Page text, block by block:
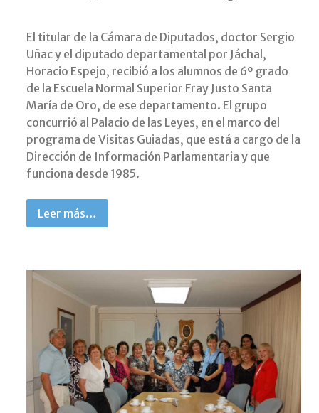
El titular de la Cámara de Diputados, doctor Sergio
Uñac y el diputado departamental por Jáchal,
Horacio Espejo, recibió a los alumnos de 6º grado
de la Escuela Normal Superior Fray Justo Santa
María de Oro, de ese departamento. El grupo
concurrió al Palacio de las Leyes, en el marco del
programa de Visitas Guiadas, que está a cargo de la
Dirección de Información Parlamentaria y que
funciona desde 1985.
Leer más…